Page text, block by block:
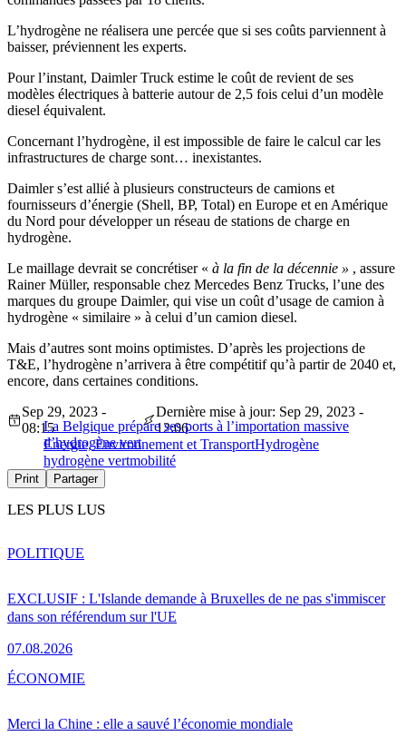
L’hydrogène ne réalisera une percée que si ses coûts parviennent à
baisser, préviennent les experts.
Pour l’instant, Daimler Truck estime le coût de revient de ses
modèles électriques à batterie autour de 2,5 fois celui d’un modèle
diesel équivalent.
Concernant l’hydrogène, il est impossible de faire le calcul car les
infrastructures de charge sont… inexistantes.
Daimler s’est allié à plusieurs constructeurs de camions et
fournisseurs d’énergie (Shell, BP, Total) en Europe et en Amérique
du Nord pour développer un réseau de stations de charge en
hydrogène.
Le maillage devrait se concrétiser « à la fin de la décennie » , assure
Rainer Müller, responsable chez Mercedes Benz Trucks, l’une des
marques du groupe Daimler, qui vise un coût d’usage de camion à
hydrogène « similaire » à celui d’un camion diesel.
Mais d’autres sont moins optimistes. D’après les projections de
T&E, l’hydrogène n’arrivera à être compétitif qu’à partir de 2040 et,
encore, dans certaines conditions.
La Belgique prépare ses ports à l’importation massive
d’hydrogène vert
Sep 29, 2023 -
08:15
Dernière mise à jour: Sep 29, 2023 -
12:06
Energie, Environnement et TransportHydrogène
hydrogène vertmobilité
Print Partager
LES PLUS LUS
EXCLUSIF : L'Islande demande à Bruxelles de ne pas s'immiscer
dans son référendum sur l'UE
07.08.2026
POLITIQUE
Merci la Chine : elle a sauvé l’économie mondiale
ÉCONOMIE